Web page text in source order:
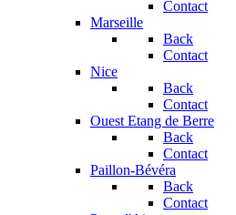
Contact
Marseille
Back
Contact
Nice
Back
Contact
Ouest Etang de Berre
Back
Contact
Paillon-Bévéra
Back
Contact